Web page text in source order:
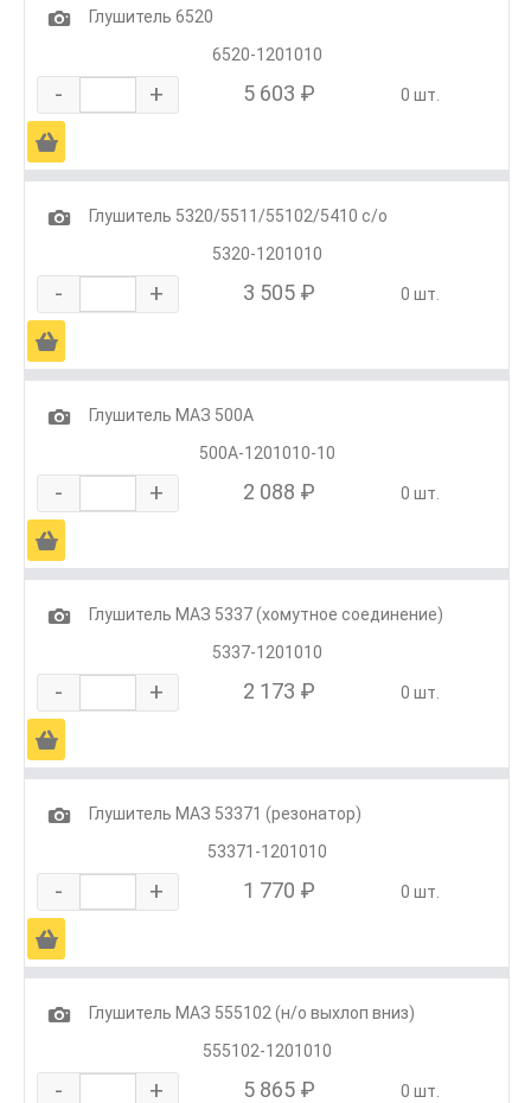
1
Глушитель 6520
6520-1201010
- + 5 603 ₽ 0 шт.
Ä
1
Глушитель 5320/5511/55102/5410 с/о
5320-1201010
- + 3 505 ₽ 0 шт.
Ä
1
Глушитель МАЗ 500А
500А-1201010-10
- + 2 088 ₽ 0 шт.
Ä
1
Глушитель МАЗ 5337 (хомутное соединение)
5337-1201010
- + 2 173 ₽ 0 шт.
Ä
1
Глушитель МАЗ 53371 (резонатор)
53371-1201010
- + 1 770 ₽ 0 шт.
Ä
1
Глушитель МАЗ 555102 (н/о выхлоп вниз)
555102-1201010
- + 5 865 ₽ 0 шт.